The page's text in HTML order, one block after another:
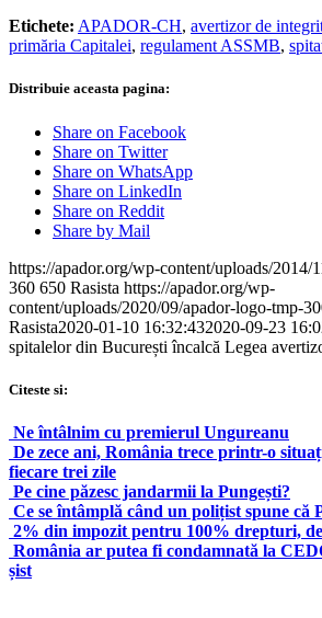
Etichete: APADOR-CH, avertizor de
primăria Capitalei, regulament ASSMB,
Distribuie aceasta pagina:
Share on Facebook
Share on Twitter
Share on WhatsApp
Share on LinkedIn
Share on Reddit
Share by Mail
https://apador.org/wp-content/uploads/2014/
360 650 Rasista https://apador.org/wp-
content/uploads/2020/09/apador-logo-tmp-
Rasista2020-01-10 16:32:432020-09-23
spitalelor din București încalcă Legea
Citeste si:
Ne întâlnim cu premierul Ungureanu
De zece ani, România trece printr-o
fiecare trei zile
Pe cine păzesc jandarmii la Pungești?
Ce se întâmplă când un polițist spune că
2% din impozit pentru 100% drepturi,
România ar putea fi condamnată la
șist